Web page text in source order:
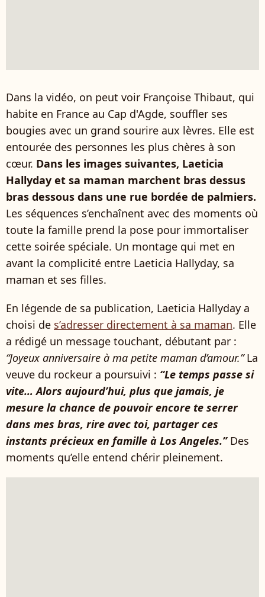
Dans la vidéo, on peut voir Françoise Thibaut, qui
habite en France au Cap d'Agde, souffler ses
bougies avec un grand sourire aux lèvres. Elle est
entourée des personnes les plus chères à son
cœur. Dans les images suivantes, Laeticia
Hallyday et sa maman marchent bras dessus
bras dessous dans une rue bordée de palmiers.
Les séquences s’enchaînent avec des moments où
toute la famille prend la pose pour immortaliser
cette soirée spéciale. Un montage qui met en
avant la complicité entre Laeticia Hallyday, sa
maman et ses filles.
En légende de sa publication, Laeticia Hallyday a
choisi de s’adresser directement à sa maman. Elle
a rédigé un message touchant, débutant par :
“Joyeux anniversaire à ma petite maman d’amour.”La
veuve du rockeur a poursuivi : “Le temps passe si
vite… Alors aujourd’hui, plus que jamais, je
mesure la chance de pouvoir encore te serrer
dans mes bras, rire avec toi, partager ces
instants précieux en famille à Los Angeles.”Des
moments qu’elle entend chérir pleinement.